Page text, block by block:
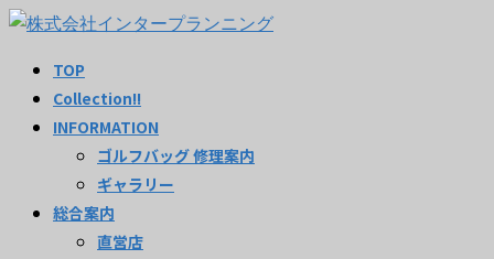
TOP
Collection!!
INFORMATION
ゴルフバッグ 修理案内
ギャラリー
総合案内
直営店